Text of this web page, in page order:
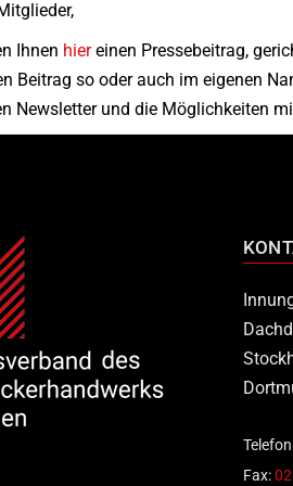
Ihnen hiereinen Pressebeitrag,
Beitrag so oder auch im eigenen
Newsletter und die Möglichkeiten
Fax: